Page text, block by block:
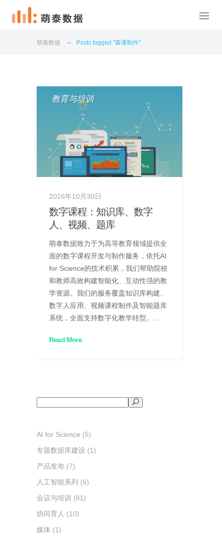
萌泰数据 Posts tagged "慕课制作"
教育与培训
2016年10月30日
数字课程：知识库、数字
人、视频、题库
萌泰数据致力于为高等教育领域提供全
面的数字课程开发与制作服务，依托AI
for Science的技术积累，我们帮助院校
和教师高效构建智能化、互动性强的教
学资源。我们的服务覆盖知识库构建、
数字人应用、视频课程制作及智能题库
系统，全面支持数字化教学转型。...
Read More
AI for Science (5)
专题数据库建设 (1)
产品发布 (7)
人工智能系列 (6)
会议与培训 (81)
协同育人 (10)
媒体 (1)